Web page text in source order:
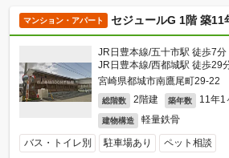
マンション・アパート セジュールG 1階 築11
JR日豊本線/五十市駅 徒歩7分
JR日豊本線/西都城駅 徒歩29
宮崎県都城市南鷹尾町29-22
総階数 2階建 築年数 11年1
建物構造 軽量鉄骨
バス・トイレ別 駐車場あり ペット相談